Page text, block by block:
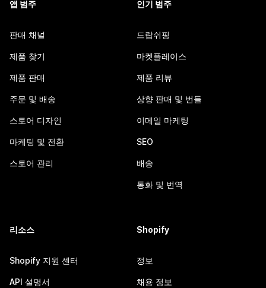
앱 범주
판매 채널
제품 찾기
제품 판매
주문 및 배송
스토어 디자인
마케팅 및 전환
스토어 관리
인기 범주
드랍쉬핑
마켓플레이스
제품 리뷰
상향 판매 및 번들
이메일 마케팅
SEO
배송
통화 및 번역
리소스
Shopify 지원 센터
API 설명서
Shopify
정보
채용 정보